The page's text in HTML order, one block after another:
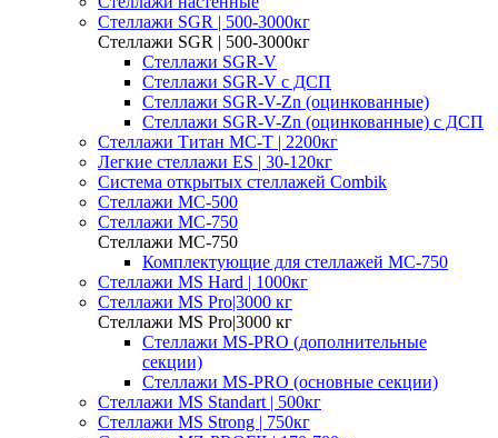
Cтеллажи SGR | 500-3000кг
Cтеллажи SGR | 500-3000кг
Стеллажи SGR-V
Стеллажи SGR-V с ДСП
Стеллажи SGR-V-Zn (оцинкованные)
Стеллажи SGR-V-Zn (оцинкованные) с ДСП
Cтеллажи Титан МС-Т | 2200кг
Легкие стеллажи ES | 30-120кг
Система открытых стеллажей Combik
Стеллажи MC-500
Стеллажи MC-750
Стеллажи MC-750
Комплектующие для стеллажей МС-750
Стеллажи MS Hard | 1000кг
Стеллажи MS Pro|3000 кг
Стеллажи MS Pro|3000 кг
Стеллажи MS-PRO (дополнительные
секции)
Стеллажи MS-PRO (основные секции)
Стеллажи MS Standart | 500кг
Стеллажи MS Strong | 750кг